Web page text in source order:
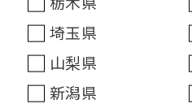
埼玉県
山梨県
新潟県